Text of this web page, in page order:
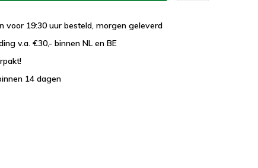
voor 19:30 uur besteld, morgen geleverd
v.a. €30,- binnen NL en BE
14 dagen